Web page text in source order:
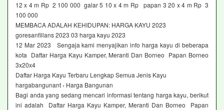
12 x 4 m Rp 2 100 000 galar 5 10 x 4 m Rp papan 3 20 x 4 m Rp 3
100 000
MEMBACA ADALAH KEHIDUPAN: HARGA KAYU 2023
goresanfillans 2023 03 harga kayu 2023
12 Mar 2023 Sengaja kami menyajikan info harga kayu di beberapa
kota Daftar Harga Kayu Kamper, Meranti Dan Borneo Papan Borneo
3x20x4
Daftar Harga Kayu Terbaru Lengkap Semua Jenis Kayu
hargabangunant › Harga Bangunan
Bagi anda yang sedang mencari informasi tentang harga kayu, berikut
ini adalah Daftar Harga Kayu Kamper, Meranti Dan Borneo Papan